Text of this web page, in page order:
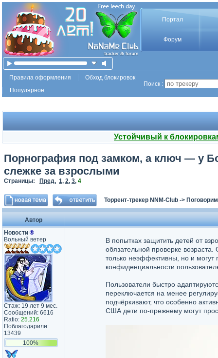
Портал
Форум
Правила оформления
Обход блокировок
Популярное
Поиск :
Устойчивый к
Порнография под замком, а ключ — у
слежке за взрослыми
Страницы: Пред. 1, 2, 3, 4
Торрент-трекер NNM-Club -> Поговорим
Автор
Новости ®
Вольный ветер
Стаж: 19 лет 9 мес.
Сообщений: 6616
Ratio: 25.216
Поблагодарили:
13439
100%
В попытках защитить детей от
обязательной проверке
только неэффективны, но и могут
конфиденциальности
Пользователи быстро
переключается на менее
подчёркивают, что особенно
США дети по-прежнему могут